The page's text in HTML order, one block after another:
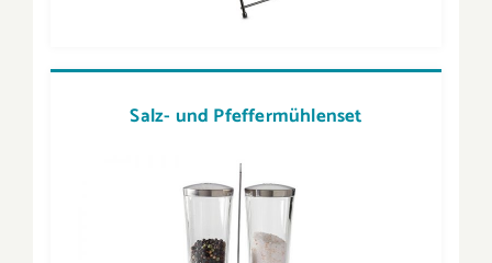
Salz- und Pfeffermühlenset